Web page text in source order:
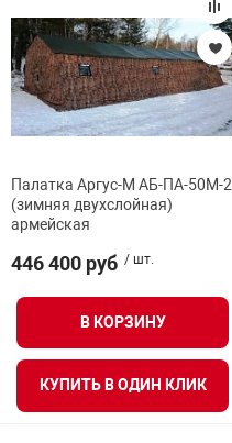
Палатка Аргус-М АБ-ПА-50М-2
(зимняя двухслойная)
армейская
446 400 руб / шт.
В КОРЗИНУ
КУПИТЬ В ОДИН КЛИК